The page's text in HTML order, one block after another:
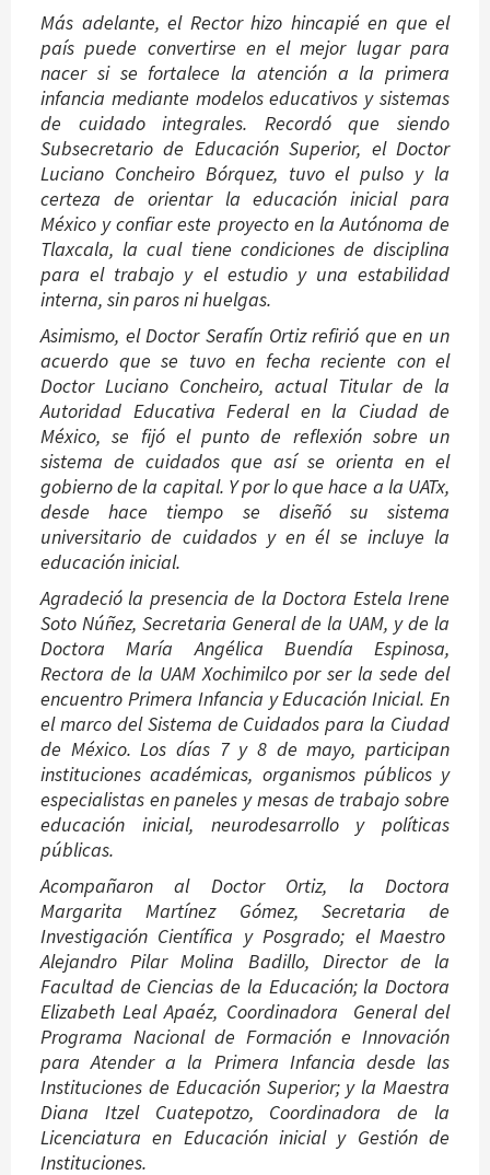
Más adelante, el Rector hizo hincapié en que el
país puede convertirse en el mejor lugar para
nacer si se fortalece la atención a la primera
infancia mediante modelos educativos y sistemas
de cuidado integrales. Recordó que siendo
Subsecretario de Educación Superior, el Doctor
Luciano Concheiro Bórquez, tuvo el pulso y la
certeza de orientar la educación inicial para
México y confiar este proyecto en la Autónoma de
Tlaxcala, la cual tiene condiciones de disciplina
para el trabajo y el estudio y una estabilidad
interna, sin paros ni huelgas.
Asimismo, el Doctor Serafín Ortiz refirió que en un
acuerdo que se tuvo en fecha reciente con el
Doctor Luciano Concheiro, actual Titular de la
Autoridad Educativa Federal en la Ciudad de
México, se fijó el punto de reflexión sobre un
sistema de cuidados que así se orienta en el
gobierno de la capital. Y por lo que hace a la UATx,
desde hace tiempo se diseñó su sistema
universitario de cuidados y en él se incluye la
educación inicial.
Agradeció la presencia de la Doctora Estela Irene
Soto Núñez, Secretaria General de la UAM, y de la
Doctora María Angélica Buendía Espinosa,
Rectora de la UAM Xochimilco por ser la sede del
encuentro Primera Infancia y Educación Inicial. En
el marco del Sistema de Cuidados para la Ciudad
de México. Los días 7 y 8 de mayo, participan
instituciones académicas, organismos públicos y
especialistas en paneles y mesas de trabajo sobre
educación inicial, neurodesarrollo y políticas
públicas.
Acompañaron al Doctor Ortiz, la Doctora
Margarita Martínez Gómez, Secretaria de
Investigación Científica y Posgrado; el Maestro
Alejandro Pilar Molina Badillo, Director de la
Facultad de Ciencias de la Educación; la Doctora
Elizabeth Leal Apaéz, Coordinadora General del
Programa Nacional de Formación e Innovación
para Atender a la Primera Infancia desde las
Instituciones de Educación Superior; y la Maestra
Diana Itzel Cuatepotzo, Coordinadora de la
Licenciatura en Educación inicial y Gestión de
Instituciones.